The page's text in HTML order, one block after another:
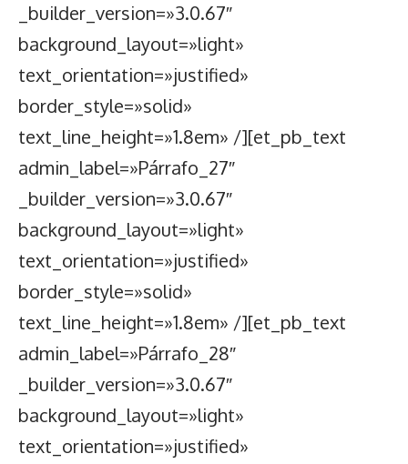
_builder_version=»3.0.67″
background_layout=»light»
text_orientation=»justified»
border_style=»solid»
text_line_height=»1.8em» /][et_pb_text
admin_label=»Párrafo_27″
_builder_version=»3.0.67″
background_layout=»light»
text_orientation=»justified»
border_style=»solid»
text_line_height=»1.8em» /][et_pb_text
admin_label=»Párrafo_28″
_builder_version=»3.0.67″
background_layout=»light»
text_orientation=»justified»